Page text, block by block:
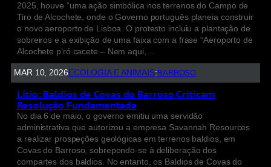
2025, houve “uma ação simbólica nos terrenos do Campo de
Tiro de Alcochete, onde o Governo português planeia construir
o novo aeroporto de Lisboa. O protesto incluiu a plantação de
sobreiros e a exibição de uma faixa com a frase “Aeroporto de
Alcochete p’ró cacete – Nem aqui,…
MAR 10, 2026 ECOLOGIA E ANIMAIS:BARROSO
Lítio: Baldios de Covas do Barroso Criticam
Resolução Fundamentada
No dia 6 de maio, o governo emitiu uma servidão
administrativa que autorizou a empresa Savannah Resources
a realizar prospeções geológicas em terrenos baldios, em
Covas do Barroso, sobrepondo-se à deliberação dos
compartes dos baldios. No entanto, os Baldios de Covas do